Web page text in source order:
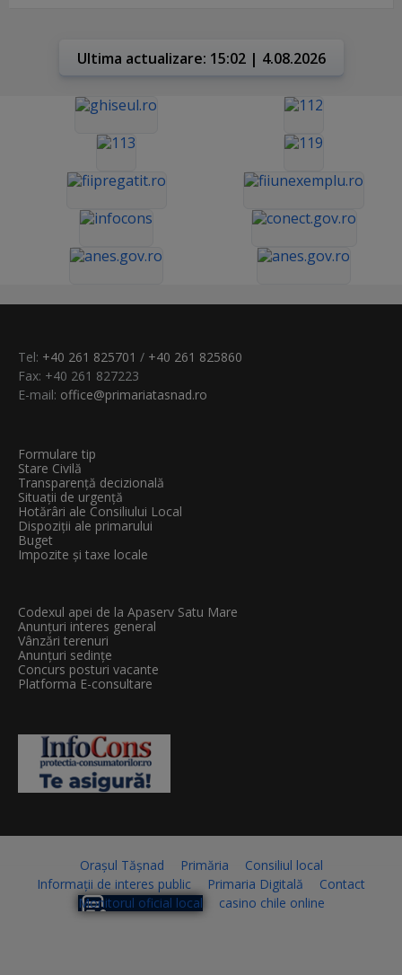
Ultima actualizare: 15:02 | 4.08.2026
Tel: +40 261 825701 / +40 261 825860
Fax: +40 261 827223
E-mail: office@primariatasnad.ro
Formulare tip
Stare Civilă
Transparenţă decizională
Situații de urgență
Hotărâri ale Consiliului Local
Dispoziții ale primarului
Buget
Impozite și taxe locale
Codexul apei de la Apaserv Satu Mare
Anunțuri interes general
Vânzări terenuri
Anunțuri sedințe
Concurs posturi vacante
Platforma E-consultare
Orașul Tășnad Primăria
Consiliul local
Informații de interes public
Primaria Digitală
Contact
Monitorul oficial local
casino chile online